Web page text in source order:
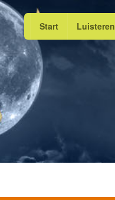
Start Luisteren